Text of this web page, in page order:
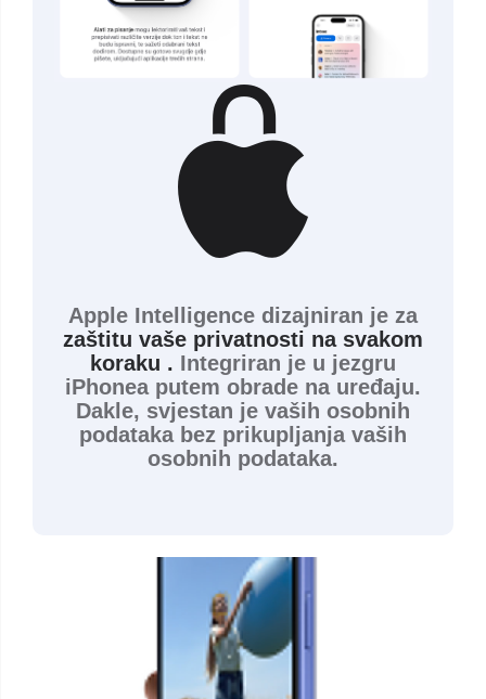
Apple Intelligence dizajniran je za
zaštitu vaše privatnosti na svakom
koraku . Integriran je u jezgru
iPhonea putem obrade na uređaju.
Dakle, svjestan je vaših osobnih
podataka bez prikupljanja vaših
osobnih podataka.